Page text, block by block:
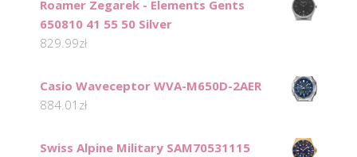
Roamer Zegarek - Elements Gents
650810 41 55 50 Silver
829.99zł
Casio Waveceptor WVA-M650D-2AER
884.01 zł
Swiss Alpine Military SAM70531115